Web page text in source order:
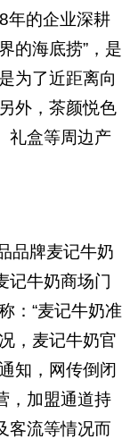
年的企业深耕
的海底捞”，是
为了近距离向
外，茶颜悦色
礼盒等周边产
品牌麦记牛奶
记牛奶商场门
：“麦记牛奶准
，麦记牛奶官
知，网传倒闭
，加盟通道持
客流等情况而